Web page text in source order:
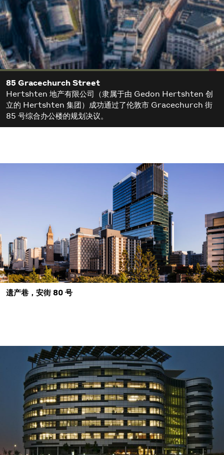
85 Gracechurch Street
Hertshten 地产有限公司（隶属于由 Gedon Hertshten 创
立的 Hertshten 集团）成功通过了伦敦市 Gracechurch 街
85 号综合办公楼的规划决议。
遗产巷，安街 80 号